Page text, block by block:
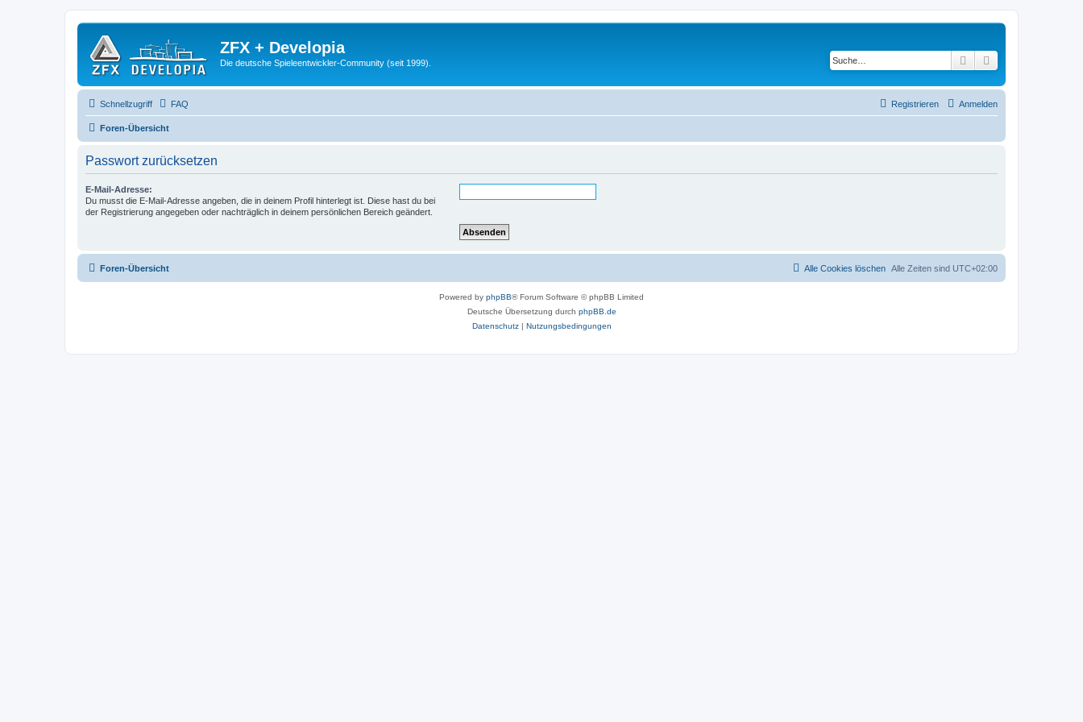
ZFX + Developia
Die deutsche Spieleentwickler-Community (seit 1999). Suche
Schnellzugriff FAQ Anmelden
Registrieren
Foren-Übersicht
Passwort zurücksetzen
E-Mail-Adresse:
Du musst die E-Mail-Adresse angeben, die in deinem Profil hinterlegt ist. Diese hast du bei
der Registrierung angegeben oder nachträglich in deinem persönlichen Bereich geändert.
Foren-Übersicht Alle Zeiten sind UTC+02:00
Alle Cookies löschen
Powered by phpBB® Forum Software © phpBB Limited
Deutsche Übersetzung durch phpBB.de
Datenschutz| Nutzungsbedingungen